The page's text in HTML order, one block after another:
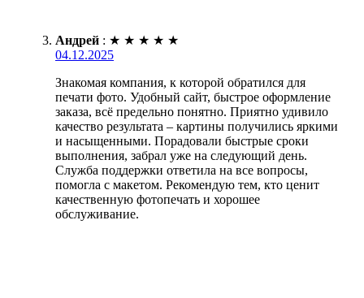
Андрей : ★ ★ ★ ★ ★
04.12.2025
Знакомая компания, к которой обратился для
печати фото. Удобный сайт, быстрое оформление
заказа, всё предельно понятно. Приятно удивило
качество результата – картины получились яркими
и насыщенными. Порадовали быстрые сроки
выполнения, забрал уже на следующий день.
Служба поддержки ответила на все вопросы,
помогла с макетом. Рекомендую тем, кто ценит
качественную фотопечать и хорошее
обслуживание.